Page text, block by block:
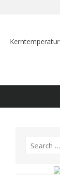
Kerntemperatur
Search